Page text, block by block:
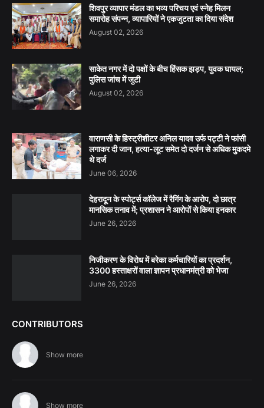
शिवपुर व्यापार मंडल का भव्य परिचय एवं स्नेह मिलन
समारोह संपन्न, व्यापारियों ने एकजुटता का दिया संदेश
August 02, 2026
साकेत नगर में दो पक्षों के बीच हिंसक झड़प, युवक घायल;
पुलिस जांच में जुटी
August 02, 2026
वाराणसी के हिस्ट्रीशीटर अनिल यादव उर्फ पट्टी ने फांसी
लगाकर दी जान, हत्या-लूट समेत दो दर्जन से अधिक मुकदमे
थे दर्ज
June 06, 2026
देहरादून के स्पोर्ट्स कॉलेज में रैगिंग के आरोप, दो छात्र
मानसिक तनाव में; प्रशासन ने आरोपों से किया इनकार
June 26, 2026
निजीकरण के विरोध में बरेका कर्मचारियों का प्रदर्शन,
3300 हस्ताक्षरों वाला ज्ञापन प्रधानमंत्री को भेजा
June 26, 2026
CONTRIBUTORS
Show more
Show more